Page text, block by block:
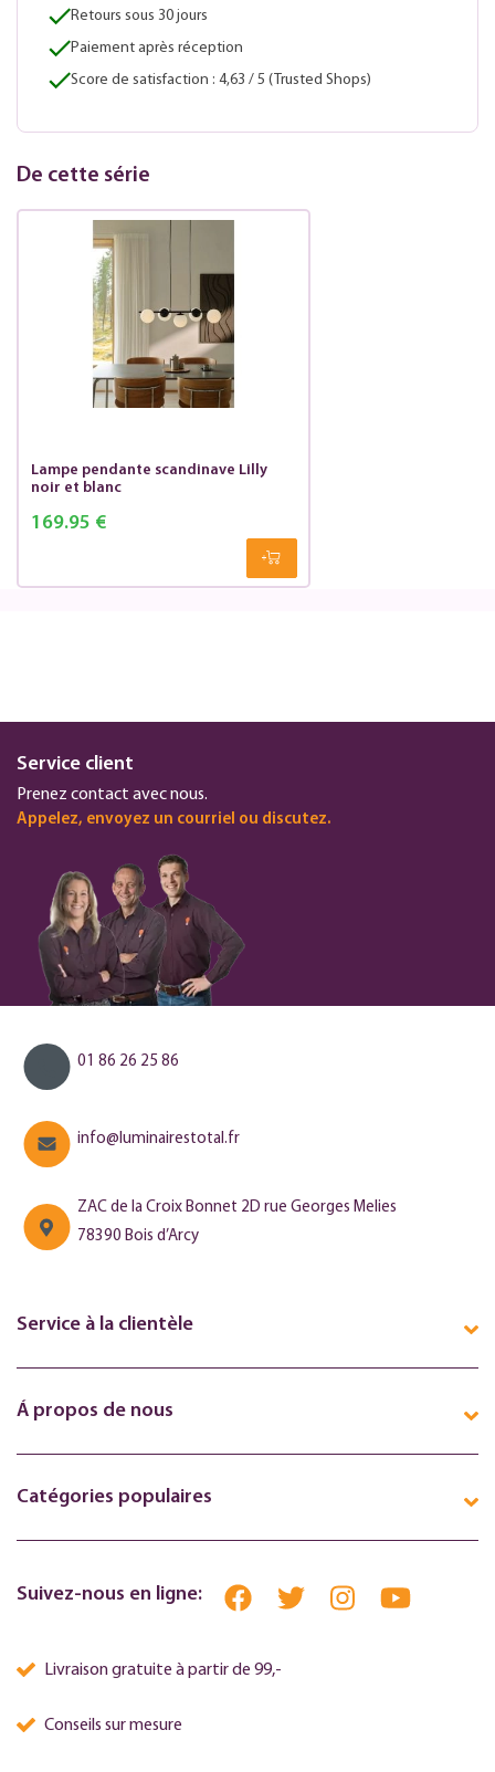
Retours sous 30 jours
Paiement après réception
Score de satisfaction : 4,63 / 5 (Trusted Shops)
De cette série
Lampe pendante scandinave Lilly
noir et blanc
169.95 €
Service client
Prenez contact avec nous.
Appelez, envoyez un courriel ou discutez.
01 86 26 25 86
info@luminairestotal.fr
ZAC de la Croix Bonnet 2D rue Georges Melies
78390 Bois d’Arcy
Service à la clientèle
Á propos de nous
Catégories populaires
Suivez-nous en ligne:
Livraison gratuite à partir de 99,-
Conseils sur mesure